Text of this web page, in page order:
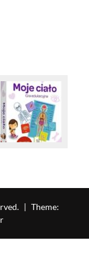
| Theme: